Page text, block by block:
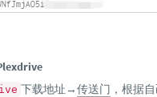
下载地址→传送门 ，根据